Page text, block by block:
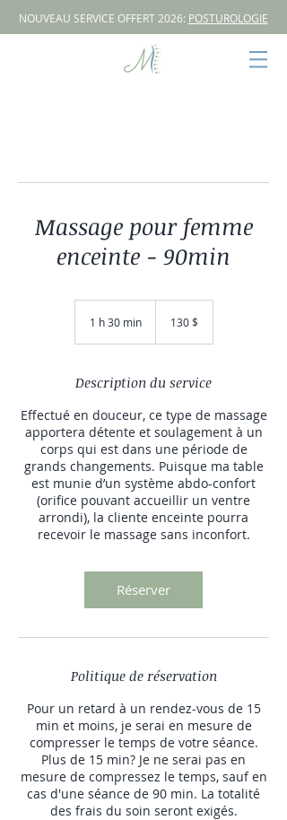
NOUVEAU SERVICE OFFERT 2026: POSTUROLOGIE
Massage pour femme
enceinte - 90min
1 h 30 min1
i
130 $
Description du service
Effectué en douceur, ce type de massage
apportera détente et soulagement à un
corps qui est dans une période de
grands changements. Puisque ma table
est munie d’un système abdo-confort
(orifice pouvant accueillir un ventre
arrondi), la cliente enceinte pourra
recevoir le massage sans inconfort.
Réserver
Politique de réservation
Pour un retard à un rendez-vous de 15
min et moins, je serai en mesure de
compresser le temps de votre séance.
Plus de 15 min? Je ne serai pas en
mesure de compressez le temps, sauf en
cas d'une séance de 90 min. La totalité
des frais du soin seront exigés.